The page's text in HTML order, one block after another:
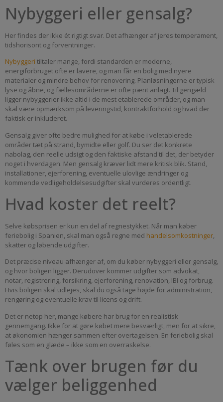
Nybyggeri eller gensalg?
Her findes der ikke ét rigtigt svar. Det afhænger af jeres temperament,
tidshorisont og forventninger.
Nybyggeri tiltaler mange, fordi standarden er moderne,
energiforbruget ofte er lavere, og man får en bolig med nyere
materialer og mindre behov for renovering. Planløsningerne er typisk
lyse og åbne, og fællesområderne er ofte pænt anlagt. Til gengæld
ligger nybyggerier ikke altid i de mest etablerede områder, og man
skal være opmærksom på leveringstid, kontraktforhold og hvad der
faktisk er inkluderet.
Gensalg giver ofte bedre mulighed for at købe i veletablerede
områder tæt på strand, bymidte eller golf. Du ser det konkrete
nabolag, den reelle udsigt og den faktiske afstand til det, der betyder
noget i hverdagen. Men gensalg kræver lidt mere kritisk blik. Stand,
installationer, ejerforening, eventuelle ulovlige ændringer og
kommende vedligeholdelsesudgifter skal vurderes ordentligt.
Hvad koster det reelt?
Selve købsprisen er kun en del af regnestykket. Når man køber
feriebolig i Spanien, skal man også regne med handelsomkostninger,
skatter og løbende udgifter.
Det præcise niveau afhænger af, om du køber nybyggeri eller gensalg,
og hvor boligen ligger. Derudover kommer udgifter som advokat,
notar, registrering, forsikring, ejerforening, renovation, IBI og forbrug.
Hvis boligen skal udlejes, skal du også tage højde for administration,
rengøring og eventuelle krav til licens og drift.
Det er netop her, mange købere har brug for en realistisk
gennemgang. Ikke for at gøre købet mere besværligt, men for at sikre,
at økonomien hænger sammen efter overtagelsen. En feriebolig skal
føles som en glæde – ikke som en overraskelse.
Tænk over brugen før du
vælger beliggenhed